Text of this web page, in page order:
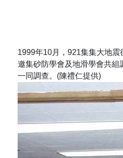
1999年10月，921集集大地震
邀集砂防學會及地滑學會共組
一同調查。(陳禮仁提供)